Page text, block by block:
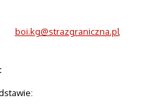
boi.kg@strazgraniczna.pl